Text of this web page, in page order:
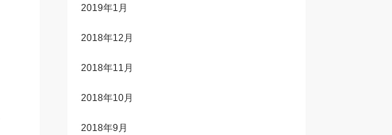
2019年1月
2018年12月
2018年11月
2018年10月
2018年9月